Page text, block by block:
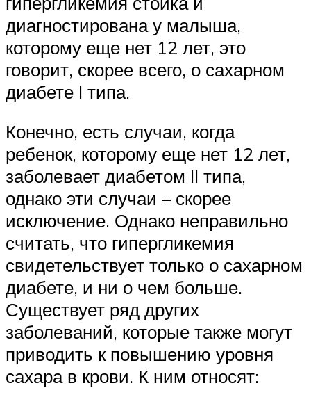
диагностирована у малыша,
которому еще нет 12 лет, это
говорит, скорее всего, о сахарном
диабете I типа.
Конечно, есть случаи, когда
ребенок, которому еще нет 12 лет,
заболевает диабетом II типа,
однако эти случаи – скорее
исключение. Однако неправильно
считать, что гипергликемия
свидетельствует только о сахарном
диабете, и ни о чем больше.
Существует ряд других
заболеваний, которые также могут
приводить к повышению уровня
сахара в крови. К ним относят: